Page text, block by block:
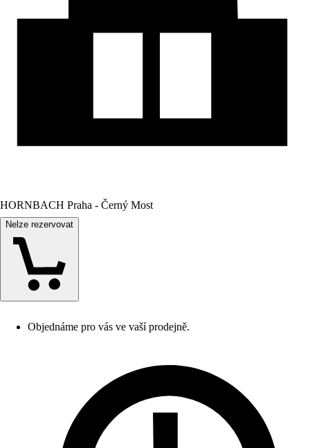
HORNBACH Praha - Černý Most
Nelze rezervovat
Objednáme pro vás ve vaší prodejně.